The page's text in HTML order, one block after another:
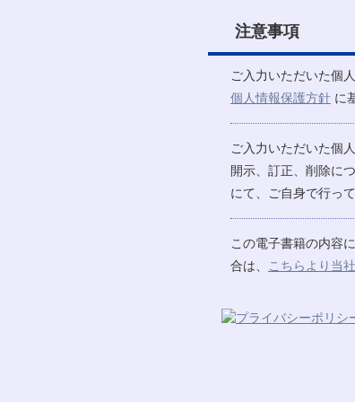
注意事項
ご入力いただいた個
個人情報保護方針 に
ご入力いただいた個
開示、訂正、削除に
にて、ご自身で行っ
この電子書籍の内容
合は、
こちらより当